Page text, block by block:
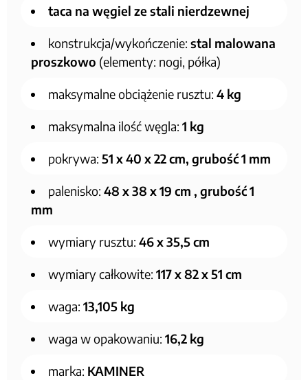
taca na węgiel ze stali nierdzewnej
konstrukcja/wykończenie: stal malowana
proszkowo (elementy: nogi, półka)
maksymalne obciążenie rusztu: 4 kg
maksymalna ilość węgla: 1 kg
pokrywa: 51 x 40 x 22 cm, grubość 1 mm
palenisko: 48 x 38 x 19 cm , grubość 1
mm
wymiary rusztu: 46 x 35,5 cm
wymiary całkowite: 117 x 82 x 51 cm
waga: 13,105 kg
waga w opakowaniu: 16,2 kg
marka: KAMINER